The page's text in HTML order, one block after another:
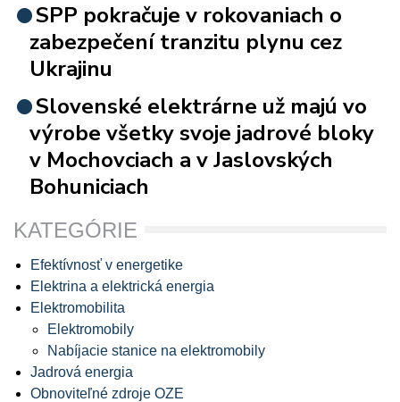
SPP pokračuje v rokovaniach o
zabezpečení tranzitu plynu cez
Ukrajinu
Slovenské elektrárne už majú vo
výrobe všetky svoje jadrové bloky
v Mochovciach a v Jaslovských
Bohuniciach
KATEGÓRIE
Efektívnosť v energetike
Elektrina a elektrická energia
Elektromobilita
Elektromobily
Nabíjacie stanice na elektromobily
Jadrová energia
Obnoviteľné zdroje OZE